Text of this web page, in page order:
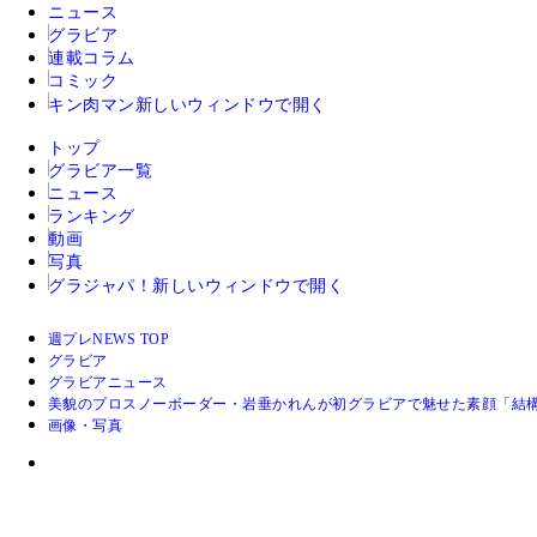
ニュース
グラビア
連載コラム
コミック
キン肉マン 新しいウィンドウで開く
トップ
グラビア一覧
ニュース
ランキング
動画
写真
グラジャパ！ 新しいウィンドウで開く
週プレNEWS TOP
グラビア
グラビアニュース
美貌のプロスノーボーダー・岩垂かれんが初グラビアで魅せた素顔「結
画像・写真